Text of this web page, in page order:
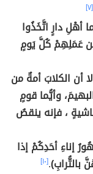
[٧]
أهْلِ دارٍ اتَّخَذُوا
عَمَلِهِمْ كُلَّ يَومٍ
أن الكلابَ أمةٌ من
وأيُّما قومٍ
، فإنه ينقصُ
إناءِ أحَدِكُمْ إذا
بالتُّرابِ).[١٠]